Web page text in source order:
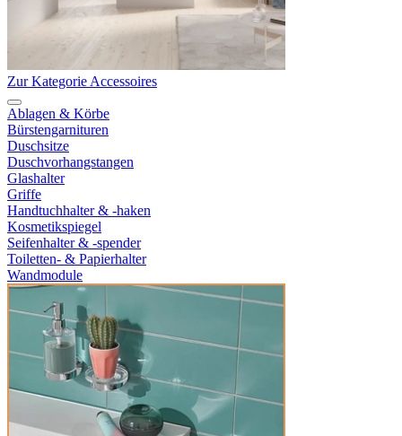
Zur Kategorie Accessoires
Ablagen & Körbe
Bürstengarnituren
Duschsitze
Duschvorhangstangen
Glashalter
Griffe
Handtuchhalter & -haken
Kosmetikspiegel
Seifenhalter & -spender
Toiletten- & Papierhalter
Wandmodule